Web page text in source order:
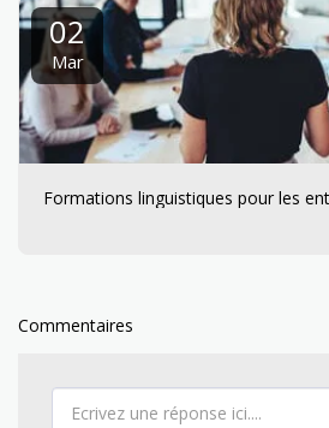
02
Mar
Formations linguistiques pour les
Commentaires